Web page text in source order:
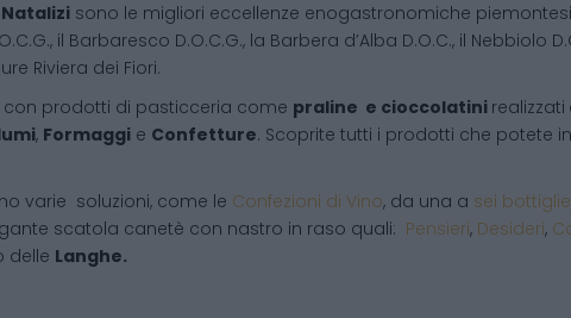
sono le migliori eccellenze enogastronomiche
il Barbaresco D.O.C.G., la Barbera d’Alba D.O.C., il
Riviera dei Fiori.
con prodotti di pasticceria come praline e cioccolatini realizzati
, Formaggi e Confetture. Scoprite tutti i prodotti che potete
varie soluzioni, come le Confezioni di Vino, da una a sei bottiglie
scatola canetè con nastro in raso quali: Pensieri, Desideri,
delle Langhe.